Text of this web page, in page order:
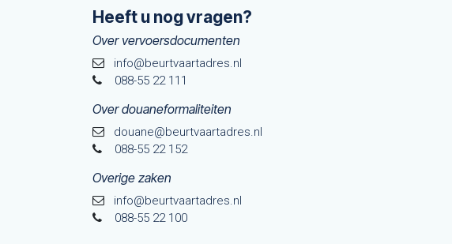
Heeft u nog vragen?
Over vervoersdocumenten
info@beurtvaartadres.nl
088-55 22 111
Over douaneformaliteiten
douane@beurtvaarta​dres.nl
088-55 22 152
Overige zaken
info@beurtvaartadres.nl
088-55 22 100